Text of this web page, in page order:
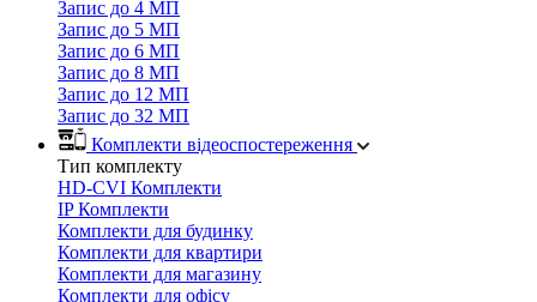
Запис до 4 МП
Запис до 5 МП
Запис до 6 МП
Запис до 8 МП
Запис до 12 МП
Запис до 32 МП
Комплекти відеоспостереження
Тип комплекту
HD-CVI Комплекти
IP Комплекти
Комплекти для будинку
Комплекти для квартири
Комплекти для магазину
Комплекти для офісу